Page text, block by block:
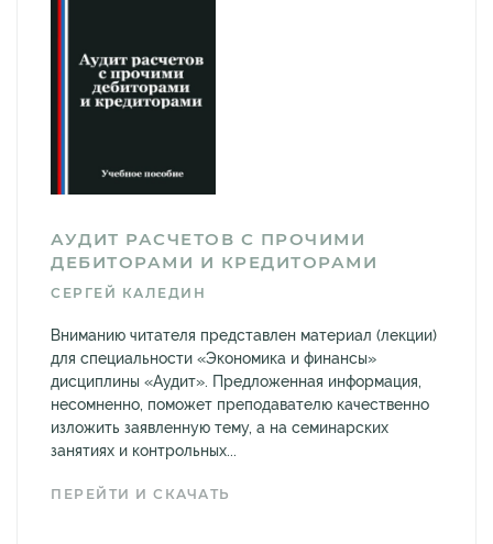
АУДИТ РАСЧЕТОВ С ПРОЧИМИ
ДЕБИТОРАМИ И КРЕДИТОРАМИ
СЕРГЕЙ КАЛЕДИН
Вниманию читателя представлен материал (лекции)
для специальности «Экономика и финансы»
дисциплины «Аудит». Предложенная информация,
несомненно, поможет преподавателю качественно
изложить заявленную тему, а на семинарских
занятиях и контрольных...
ПЕРЕЙТИ И СКАЧАТЬ